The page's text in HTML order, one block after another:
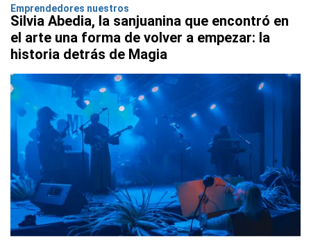
Emprendedores nuestros
Silvia Abedia, la sanjuanina que encontró en
el arte una forma de volver a empezar: la
historia detrás de Magia